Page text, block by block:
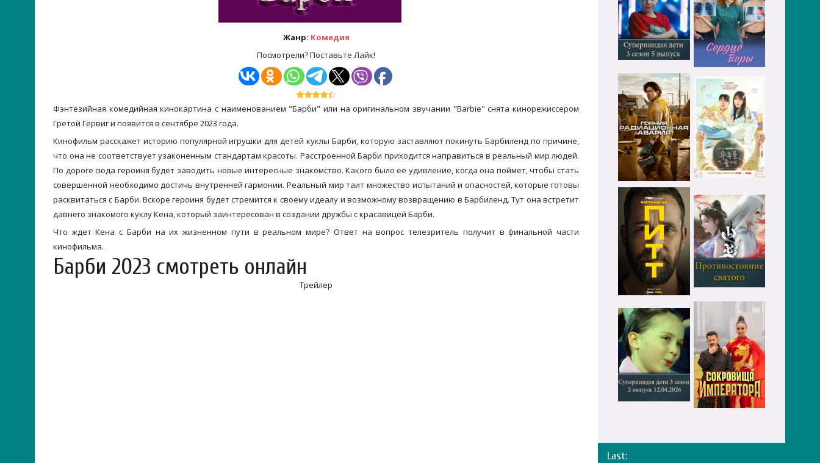
Жанр: Комедия
Посмотрели? Поставьте Лайк!
Фэнтезийная комедийная кинокартина с наименованием "Барби" или на оригинальном звучании "Barbie" снята кинорежиссером
Гретой Гервиг и появится в сентябре 2023 года.
Кинофильм расскажет историю популярной игрушки для детей куклы Барби, которую заставляют покинуть Барбиленд по причине,
что она не соответствует узаконенным стандартам красоты. Расстроенной Барби приходится направиться в реальный мир людей.
По дороге сюда героиня будет заводить новые интересные знакомство. Какого было ее удивление, когда она поймет, чтобы стать
совершенной необходимо достичь внутренней гармонии. Реальный мир таит множество испытаний и опасностей, которые готовы
расквитаться с Барби. Вскоре героиня будет стремится к своему идеалу и возможному возвращению в Барбиленд. Тут она встретит
давнего знакомого куклу Кена, который заинтересован в создании дружбы с красавицей Барби.
Что ждет Кена с Барби на их жизненном пути в реальном мире? Ответ на вопрос телезритель получит в финальной части
кинофильма.
Барби 2023 смотреть онлайн
Трейлер
Last: